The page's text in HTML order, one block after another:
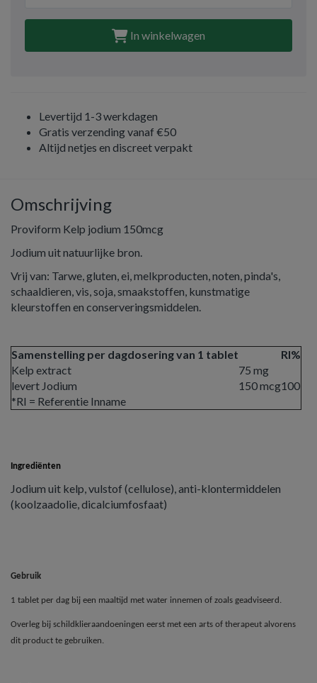
In winkelwagen
Levertijd 1-3 werkdagen
Gratis verzending vanaf €50
Altijd netjes en discreet verpakt
Omschrijving
Proviform Kelp jodium 150mcg
Jodium uit natuurlijke bron.
Vrij van: Tarwe, gluten, ei, melkproducten, noten, pinda's,
schaaldieren, vis, soja, smaakstoffen, kunstmatige
kleurstoffen en conserveringsmiddelen.
Samenstelling per dagdosering van 1 tablet
RI%
Kelp extract
75 mg
levert Jodium
150 mcg100
*RI = Referentie Inname
Ingrediënten
Jodium uit kelp, vulstof (cellulose), anti-klontermiddelen
(koolzaadolie, dicalciumfosfaat)
Gebruik
1 tablet per dag bij een maaltijd met water innemen of zoals geadviseerd.
Overleg bij schildklieraandoeningen eerst met een arts of therapeut alvorens
dit product te gebruiken.